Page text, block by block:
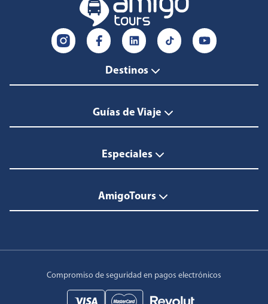
Destinos
Guías de Viaje
Especiales
AmigoTours
Compromiso de seguridad en pagos electrónicos